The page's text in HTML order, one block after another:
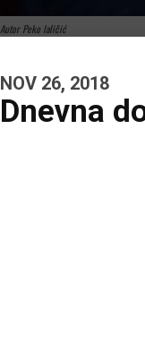
Autor Peko laličić
NOV 26, 2018
Dnevna